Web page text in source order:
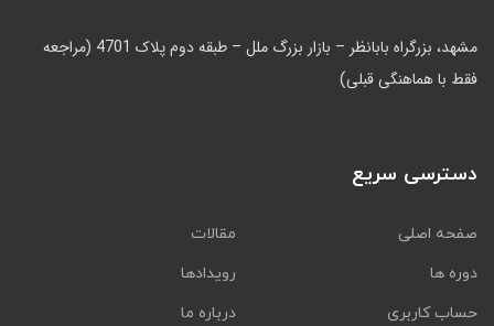
مشهد، بزرگراه بابانظر – بازار بزرگ ملل – طبقه دوم پلاک 4701 (مراجعه
فقط با هماهنگی قبلی)
دسترسی سریع
صفحه اصلی
مقالات
دوره ها
رویدادها
حساب کاربری
درباره ما